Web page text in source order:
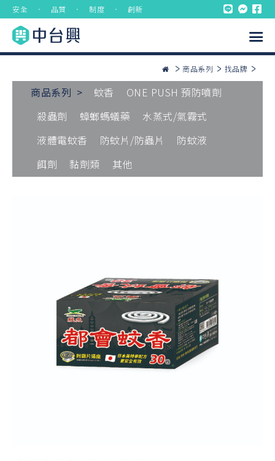
安全 ． 品質 ． 制度 ． 創新
商品系列 找品牌
商品系列 > 蚊香
ONE PUSH 預防噴劑
殺蟲劑
蟑螂螞蟻藥
水蒸式/氣霧式
液體電蚊香
防蚊片/防蟲片
防蚊液
餌劑
黏劑類 其他